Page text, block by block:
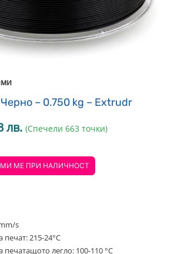
– 0.750 kg – Extrudr
лв. (Спечели 663 точки)
МЕ ПРИ НАЛИЧНОСТ
s
215-24°C
печатащото легло: 100-110 °C